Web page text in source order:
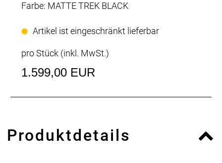
Farbe: MATTE TREK BLACK
Artikel ist eingeschränkt lieferbar
pro Stück (inkl. MwSt.)
1.599,00 EUR
Produktdetails